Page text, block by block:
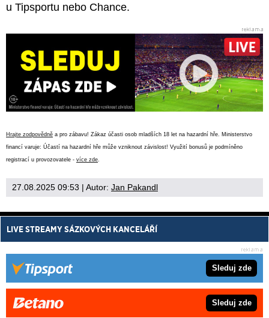
u Tipsportu nebo Chance.
Hrajte zodpovědně a pro zábavu! Zákaz účasti osob mladších 18 let na hazardní hře. Ministerstvo
financí varuje: Účastí na hazardní hře může vzniknout závislost! Využití bonusů je podmíněno
registrací u provozovatele - více zde.
27.08.2025 09:53 | Autor: Jan Pakandl
LIVE STREAMY SÁZKOVÝCH KANCELÁŘÍ
Sleduj zde
Sleduj zde